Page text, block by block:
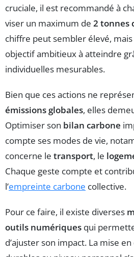
cruciale, il est recommandé à
viser un maximum de 2 tonnes
chiffre peut sembler élevé,
objectif ambitieux à atteindre
individuelles mesurables.
Bien que ces actions ne
émissions globales, elles
Optimiser son bilan carbone
compte ses modes de vie,
concerne le transport, le
Chaque geste compte et
l’empreinte carbone collective.
Pour ce faire, il existe diverses
outils numériques qui
d’ajuster son impact. La mise